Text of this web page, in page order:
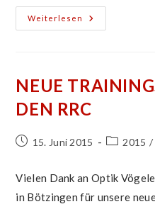
Weiterlesen
Vögele
Optik
NEUE
DEN RRC
Beitrag15. Juni 2015
Beitrags-
2015 /
Vielen Dank an Optik
in Bötzingen für unsere